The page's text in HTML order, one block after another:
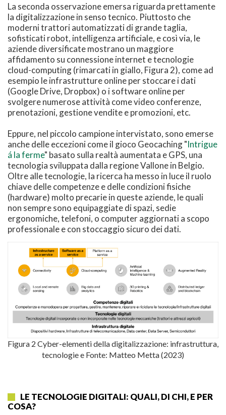
La seconda osservazione emersa riguarda prettamente
la digitalizzazione in senso tecnico. Piuttosto che
moderni trattori automatizzati di grande taglia,
sofisticati robot, intelligenza artificiale, e così via, le
aziende diversificate mostrano un maggiore
affidamento su connessione internet e tecnologie
cloud-computing (rimarcati in giallo, Figura 2), come ad
esempio le infrastrutture online per stoccare i dati
(Google Drive, Dropbox) o i software online per
svolgere numerose attività come video conferenze,
prenotazioni, gestione vendite e promozioni, etc.
Eppure, nel piccolo campione intervistato, sono emerse
anche delle eccezioni come il gioco Geocaching "Intrigue
á la ferme" basato sulla realtà aumentata e GPS, una
tecnologia sviluppata dalla regione Vallone in Belgio.
Oltre alle tecnologie, la ricerca ha messo in luce il ruolo
chiave delle competenze e delle condizioni fisiche
(hardware) molto precarie in queste aziende, le quali
non sempre sono equipaggiate di spazi, sedie
ergonomiche, telefoni, o computer aggiornati a scopo
professionale e con stoccaggio sicuro dei dati.
Figura 2 Cyber-elementi della digitalizzazione: infrastruttura,
tecnologie e Fonte: Matteo Metta (2023)
LE TECNOLOGIE DIGITALI: QUALI, DI CHI, E PER
COSA?